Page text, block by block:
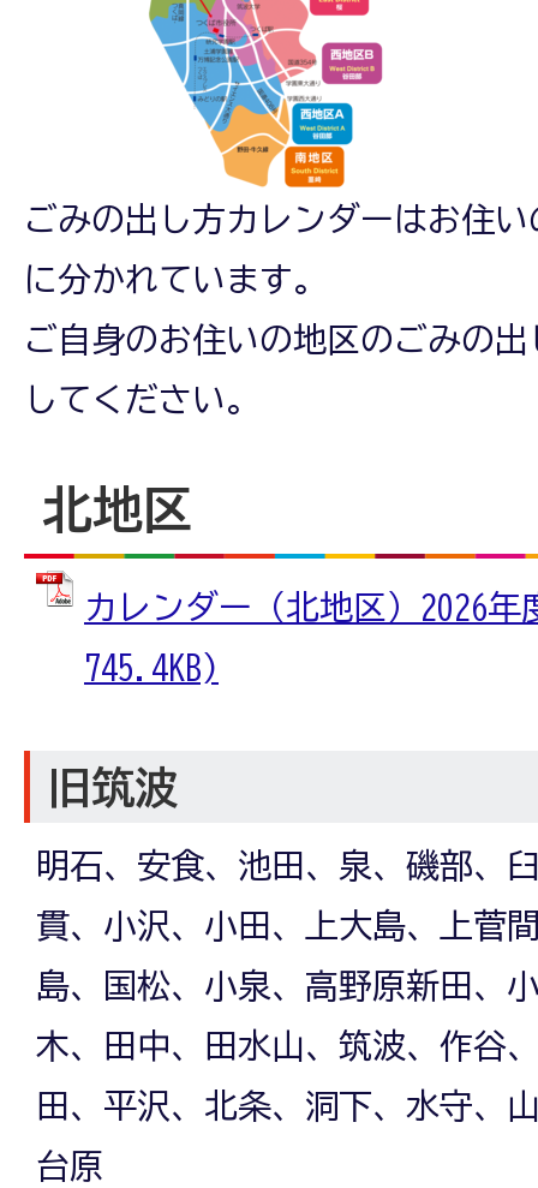
ごみの出し方カレンダーはお住
に分かれています。
ご自身のお住いの地区のごみの
してください。
北地区
カレンダー（北地区）2026
745.4KB)
旧筑波
明石、安食、池田、泉、磯部、
貫、小沢、小田、上大島、上菅
島、国松、小泉、高野原新田、
木、田中、田水山、筑波、作谷
田、平沢、北条、洞下、水守、
台原